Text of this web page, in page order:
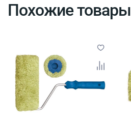
Похожие товары